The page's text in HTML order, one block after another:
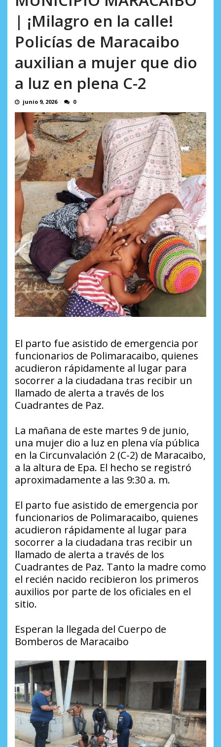
en...
AGOSTO 7, 2026
| ¡Milagro en la calle!
Policías de Maracaibo
auxilian a mujer que dio
a luz en plena C-2
junio 9, 2026 0
El parto fue asistido de emergencia por
funcionarios de Polimaracaibo, quienes
acudieron rápidamente al lugar para
socorrer a la ciudadana tras recibir un
llamado de alerta a través de los
Cuadrantes de Paz.
La mañana de este martes 9 de junio,
una mujer dio a luz en plena vía pública
en la Circunvalación 2 (C-2) de Maracaibo,
a la altura de Epa. El hecho se registró
aproximadamente a las 9:30 a. m.
El parto fue asistido de emergencia por
funcionarios de Polimaracaibo, quienes
acudieron rápidamente al lugar para
socorrer a la ciudadana tras recibir un
llamado de alerta a través de los
Cuadrantes de Paz. Tanto la madre como
el recién nacido recibieron los primeros
auxilios por parte de los oficiales en el
sitio.
Esperan la llegada del Cuerpo de
Bomberos de Maracaibo